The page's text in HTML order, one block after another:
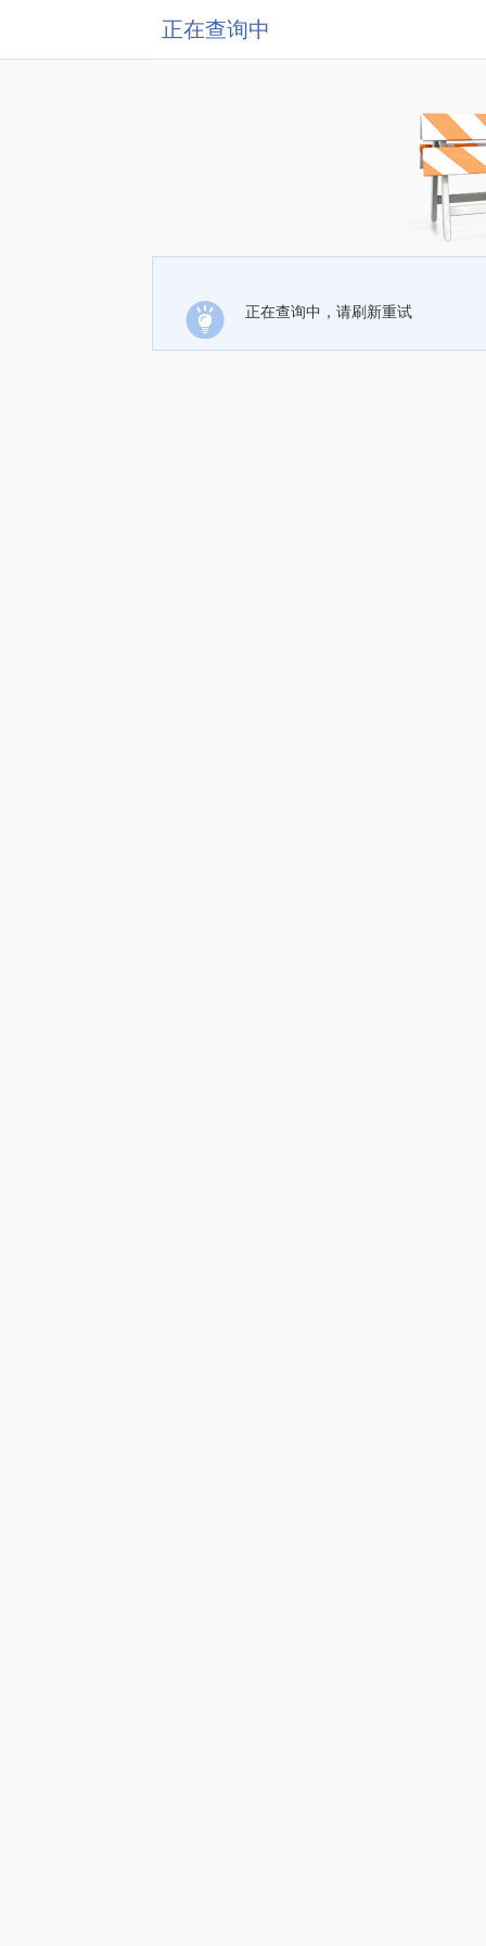
正在查询中
正在查询中，请刷新重试